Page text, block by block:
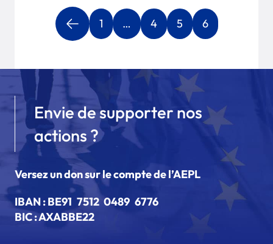
1 … 4 5 6
Envie de supporter nos
actions ?
Versez un don sur le compte de l’AEPL
IBAN :BE91 7512 0489 6776
BIC : AXABBE22